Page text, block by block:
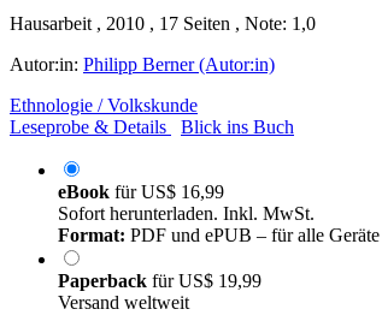
Hausarbeit , 2010 , 17 Seiten , Note: 1,0
Autor:in: Philipp Berner (Autor:in)
Ethnologie / Volkskunde
Leseprobe & Details
Blick ins Buch
eBook fürUS$ 16,99
Sofort herunterladen. Inkl. MwSt.
Format: PDF und ePUB – für alle Geräte
Paperback fürUS$ 19,99
Versand weltweit